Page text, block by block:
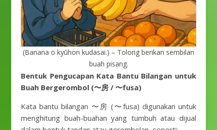
(Banana o kyūhon kudasai.) – Tolong berikan sembilan
buah pisang.
Bentuk Pengucapan Kata Bantu Bilangan untuk
Buah Bergerombol (〜房 / 〜fusa)
Kata bantu bilangan 〜房 (〜fusa) digunakan untuk
menghitung buah-buahan yang tumbuh atau dijual